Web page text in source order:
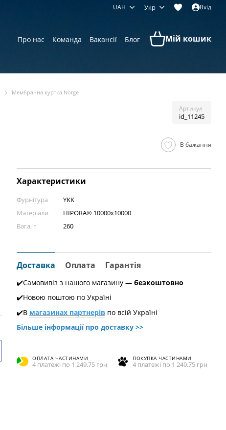
UAH Укр Вхід
Про нас Команда Вакансії Блог Мій кошик
Мембранна куртка Norge
Артикул
id_11245
В бажання
Характеристики
Фурнітура
YKK
Матеріали
HIPORA® 10000x10000
Вага, г
260
Доставка Оплата Гарантія
✔️Самовивіз з нашого магазину — безкоштовно
✔️Новою поштою по Україні
✔️В магазинах партнерів по всій Україні
Більше інформації про доставкy >>
ОПЛАТА ЧАСТИНАМИ
4 платежі по 1 249.75 грн
ПОКУПКА ЧАСТИНАМИ
4 платежі по 1 249.75 грн